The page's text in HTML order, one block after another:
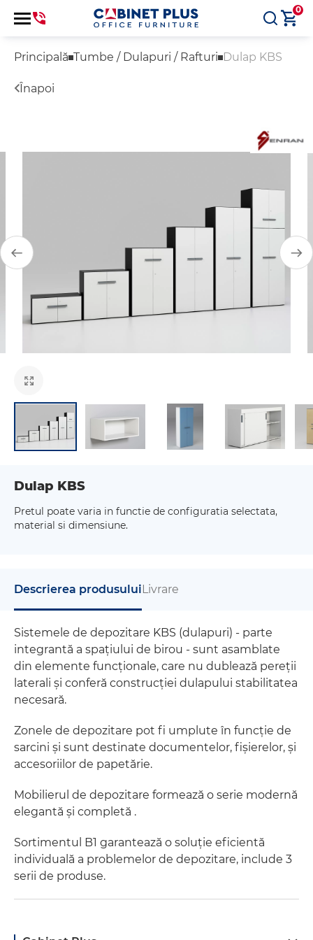
0
Principală Tumbe / Dulapuri / Rafturi Dulap KBS
Înapoi
Dulap KBS
Pretul poate varia in functie de configuratia selectata,
material si dimensiune.
Descrierea produsuluiLivrare
Sistemele de depozitare KBS (dulapuri) - parte
integrantă a spațiului de birou - sunt asamblate
din elemente funcționale, care nu dublează pereții
laterali și conferă construcției dulapului stabilitatea
necesară.
Zonele de depozitare pot fi umplute în funcție de
sarcini și sunt destinate documentelor, fișierelor, și
accesoriilor de papetărie.
Mobilierul de depozitare formează o serie modernă
elegantă și completă .
Sortimentul B1 garantează o soluție eficientă
individuală a problemelor de depozitare, include 3
serii de produse.